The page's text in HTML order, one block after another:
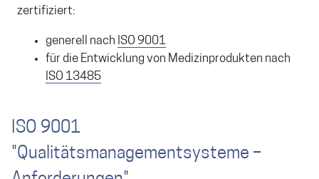
zertifiziert:
generell nach ISO 9001
für die Entwicklung von Medizinprodukten nach
ISO 13485
ISO 9001
"Qualitätsmanagementsysteme –